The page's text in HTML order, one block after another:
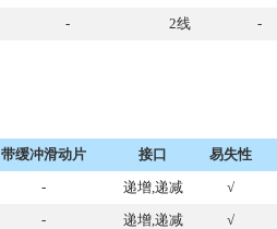
- 2线 -
带缓冲滑动片 接口 易失性
- 递增,递减 √
- 递增,递减 √